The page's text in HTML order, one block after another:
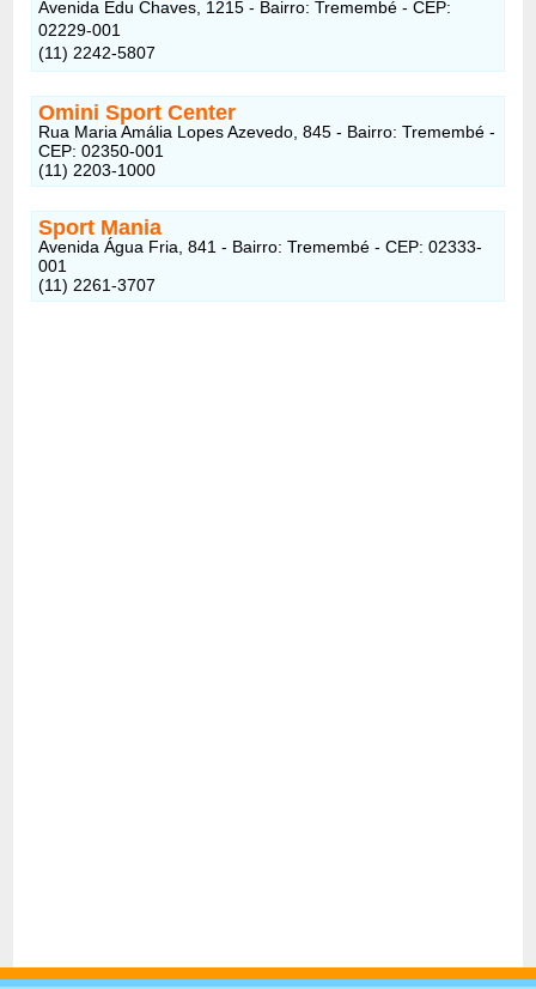
Avenida Edu Chaves, 1215 - Bairro: Tremembé - CEP:
02229-001
(11) 2242-5807
Omini Sport Center
Rua Maria Amália Lopes Azevedo, 845 - Bairro: Tremembé -
CEP: 02350-001
(11) 2203-1000
Sport Mania
Avenida Água Fria, 841 - Bairro: Tremembé - CEP: 02333-
001
(11) 2261-3707